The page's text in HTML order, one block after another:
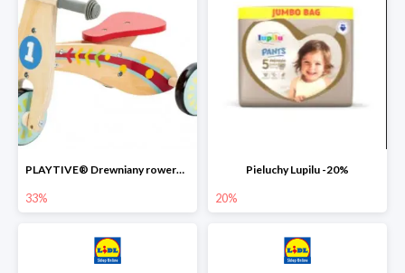
PLAYTIVE® Drewniany rowerek biegowy -33%
33%
Pieluchy Lupilu -20%
20%